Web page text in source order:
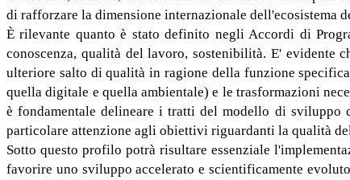
di rafforzare la dimensione internazionale dell'ecosistema
È rilevante quanto è stato definito negli Accordi di
conoscenza, qualità del lavoro, sostenibilità. E' evidente
ulteriore salto di qualità in ragione della funzione
quella digitale e quella ambientale) e le trasformazioni
è fondamentale delineare i tratti del modello di
particolare attenzione agli obiettivi riguardanti la qualità
Sotto questo profilo potrà risultare essenziale
favorire uno sviluppo accelerato e scientificamente